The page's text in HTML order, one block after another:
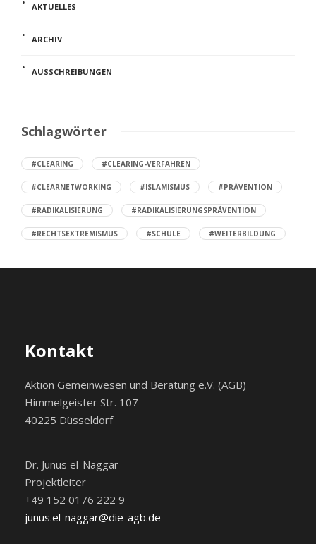
AKTUELLES
ARCHIV
AUSSCHREIBUNGEN
Schlagwörter
#CLEARING #CLEARING-VERFAHREN
#CLEARNETWORKING #ISLAMISMUS #PRÄVENTION
#RADIKALISIERUNG #RADIKALISIERUNGSPRÄVENTION
#RECHTSEXTREMISMUS #SCHULE #WEITERBILDUNG
Kontakt
Aktion Gemeinwesen und Beratung e.V. (AGB)
Himmelgeister Str. 107
40225 Düsseldorf
Dr. Junus el-Naggar
Projektleiter
+49 152 0176 222 9
junus.el-naggar@die-agb.de